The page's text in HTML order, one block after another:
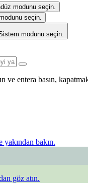
modunu seçin.
seçin.
modunu seçin.
ve entera basın,
bakın.
göz atın.